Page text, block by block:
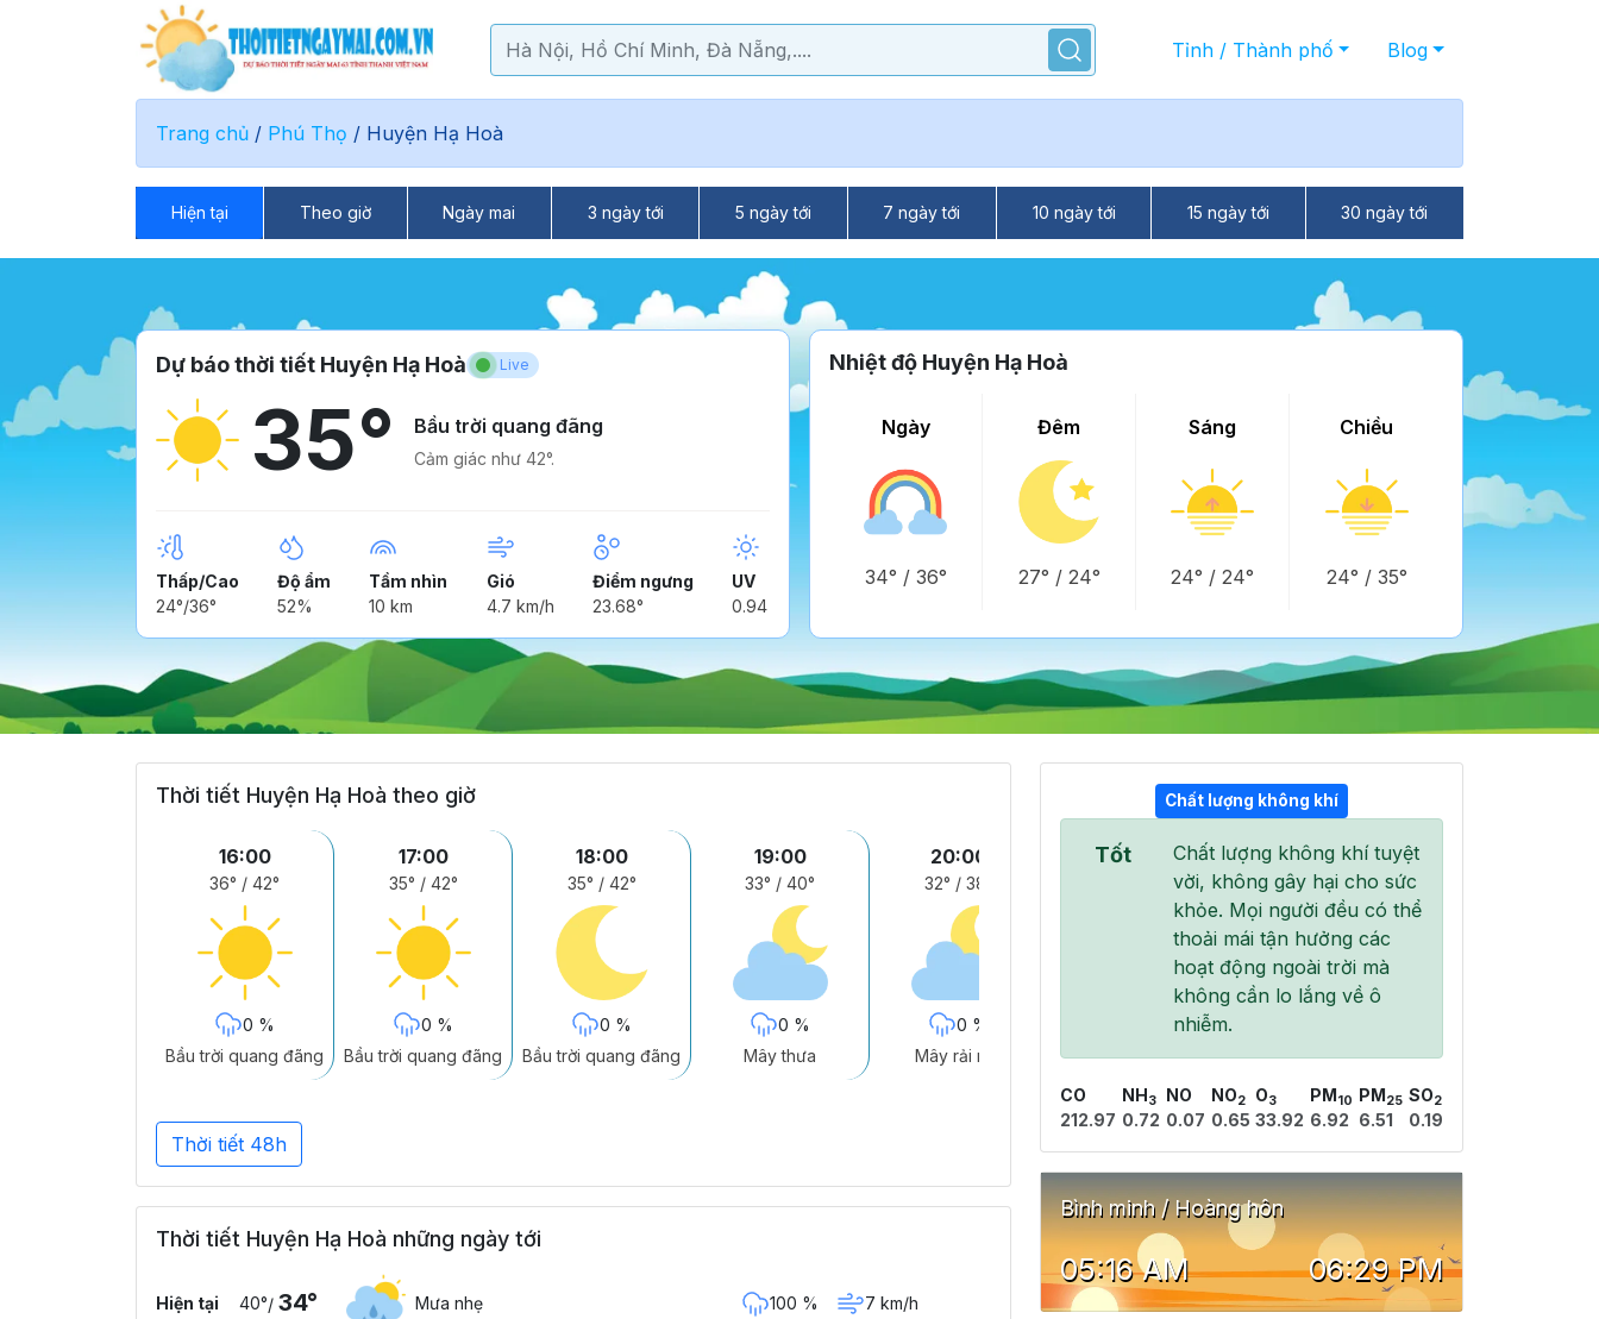
Tỉnh / Thành phố Blog
Trang chủ / Phú Thọ / Huyện Hạ Hoà
Hiện tại Theo giờ Ngày mai 3 ngày tới 5 ngày tới 7 ngày tới 10 ngày tới 15 ngày tới 30 ngày tới
Dự báo thời tiết Huyện Hạ Hoà Live
35° Bầu trời quang đãng
Cảm giác như 42°.
Thấp/Cao
24°/36°
Độ ẩm
52%
Tầm nhìn
10 km
Gió
4.7 km/h
Điểm ngưng
23.68°
UV
0.94
Nhiệt độ Huyện Hạ Hoà
Ngày
34° / 36°
Đêm
27° / 24°
Sáng
24° / 24°
Chiều
24° / 35°
Thời tiết Huyện Hạ Hoà theo giờ
16:00
36° / 42°
0 %
Bầu trời quang đãng
17:00
35° / 42°
0 %
Bầu trời quang đãng
18:00
35° / 42°
0 %
Bầu trời quang đãng
19:00
33° / 40°
0 %
Mây thưa
20:00
32° / 38°
0 %
Mây rải rác
21:00
Mây rải rác
22:00
28° /31°
Mây rải rác
Thời tiết 48h
Thời tiết Huyện Hạ Hoà những ngày tới
Hiện tại 40°/ 34° Mưa nhẹ 100 % 7 km/h
Chất lượng không khí
Tốt
Chất lượng không khí tuyệt
vời, không gây hại cho sức
khỏe. Mọi người đều có thể
thoải mái tận hưởng các
hoạt động ngoài trời mà
không cần lo lắng về ô
nhiễm.
CO
212.97
NH 3
0.72
NO
0.07
NO2
0.65
O3
33.92
PM 10
6.92
PM 25
6.51
SO2
0.19
Bình minh / Hoàng hôn
05:16 AM 06:29 PM